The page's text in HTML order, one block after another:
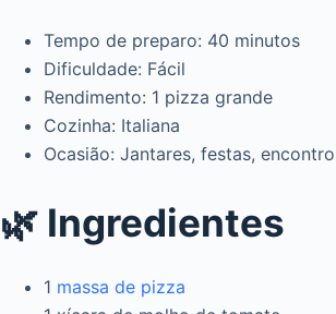
Tempo de preparo: 40 minutos
Dificuldade: Fácil
Rendimento: 1 pizza grande
Cozinha: Italiana
Ocasião: Jantares, festas,
🌿 Ingredientes
1 massa de pizza